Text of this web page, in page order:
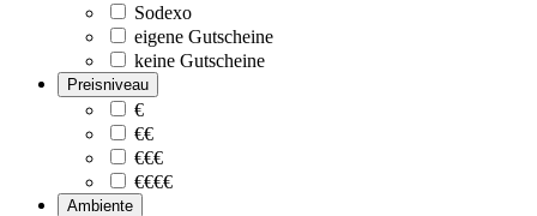
Sodexo
eigene Gutscheine
keine Gutscheine
Preisniveau
€
€€
€€€
€€€€
Ambiente